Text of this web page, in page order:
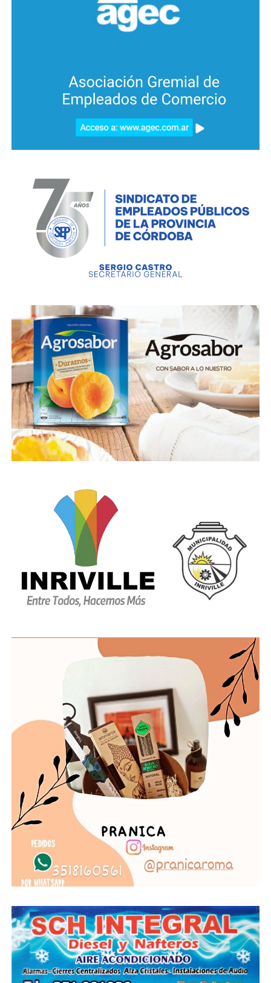
pesos para impulsar la primera etapa de la obra de
agua potable para barrio Los Espinillos y de otros 40
equipamiento del programa Tecno Presente: 5
computadoras para el Colegio Primario Padre José
Felipe Buteler y 25 computadoras para el IPEM
Número 32 “Estancia Potrero de Garay”.
Además, Llaryora anunció un crédito para la
herramientas provinciales destinadas a acompañar el
acceso habitacional en el interior.
La actividad incluyó también la entrega de créditos
del Banco de la Gente, con una inversión de 700 mil
su par de Desarrollos Social y Promoción del Empleo,
Marcos Torres; la secretaria de Economía Social,
Rosalía Cáceres y el legislador, Facundo Torres.